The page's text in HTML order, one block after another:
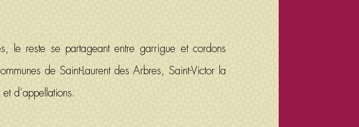
le reste se partageant entre garrigue et cordons
de Saint-Laurent des Arbres, Saint-Victor la
d’appellations.